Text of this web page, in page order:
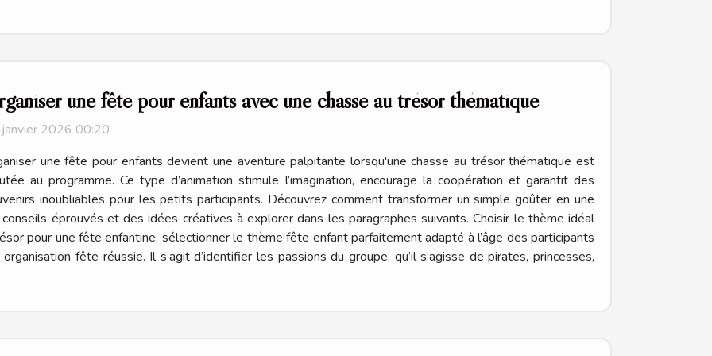
une fête pour enfants avec une chasse au trésor thématique
2026 00:20
une fête pour enfants devient une aventure palpitante lorsqu'une chasse au trésor thématique est
au programme. Ce type d’animation stimule l’imagination, encourage la coopération et garantit des
inoubliables pour les petits participants. Découvrez comment transformer un simple goûter en une
éprouvés et des idées créatives à explorer dans les paragraphes suivants. Choisir le thème idéal
pour une fête enfantine, sélectionner le thème fête enfant parfaitement adapté à l’âge des participants
fête réussie. Il s’agit d’identifier les passions du groupe, qu’il s’agisse de pirates, princesses,